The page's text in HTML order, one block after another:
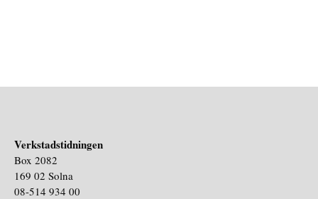
Verkstadstidningen
Box 2082
169 02 Solna
08-514 934 00